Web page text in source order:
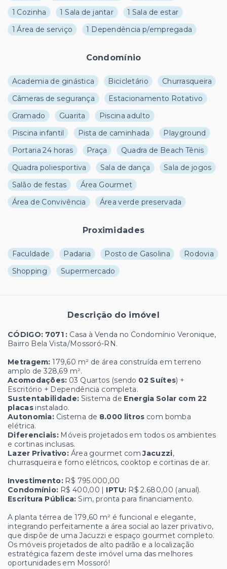
1 Cozinha
1 Sala de jantar
1 Sala de estar
1 Área de serviço
1 Dependência p/empregada
Condomínio
Academia de ginástica Bicicletário
Churrasqueira
Câmeras de segurança
Estacionamento Rotativo
Gramado
Guarita
Piscina adulto
Piscina infantil
Pista de caminhada
Playground
Portaria 24 horas
Praça
Quadra de Beach Tênis
Quadra poliesportiva
Sala de dança
Sala de jogos
Salão de festas
Área Gourmet
Área de Convivência
Área verde preservada
Proximidades
Faculdade Padaria Posto de Gasolina
Rodovia
Shopping
Supermercado
Descrição do imóvel
CÓDIGO: 7071 : Casa à Venda no Condomínio Veronique,
Bairro Bela Vista/Mossoró-RN.
Metragem: 179,60 m² de área construída em terreno
amplo de 328,69 m².
Acomodações: 03 Quartos (sendo 02 Suítes) +
Escritório + Dependência completa.
Sustentabilidade: Sistema de Energia Solar com 22
placasinstalado.
Autonomia: Cisterna de 8.000 litros com bomba
elétrica.
Diferenciais:Móveis projetados em todos os ambientes
e cortinas inclusas.
Lazer Privativo: Área gourmet comJacuzzi,
churrasqueira e forno elétricos, cooktop e cortinas de ar.
Investimento:R$ 795.000,00
Condomínio: R$ 400,00 | IPTU: R$ 2.680,00 (anual).
Escritura Pública: Sim, pronta para financiamento.
A planta térrea de 179,60 m² é funcional e elegante,
integrando perfeitamente a área social ao lazer privativo,
que dispõe de uma Jacuzzi e espaço gourmet completo.
Os móveis projetados de alto padrão e a localização
estratégica fazem deste imóvel uma das melhores
oportunidades em Mossoró!